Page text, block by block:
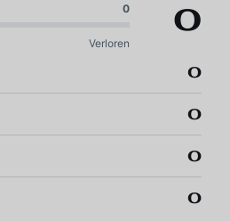
0
Verloren
0
0
0
0
0